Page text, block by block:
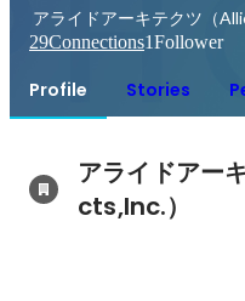
アライドアーキテクツ（
29Connections1Follower
Profile Stories
アライドアー
cts,Inc.）